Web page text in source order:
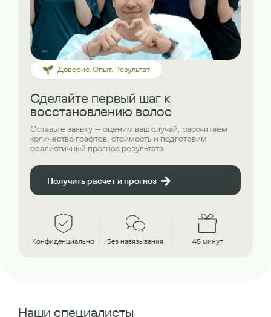
Доверие. Опыт. Результат
Сделайте первый шаг к
восстановлению волос
Оставьте заявку — оценим ваш случай, рассчитаем
количество графтов, стоимость и подготовим
реалистичный прогноз результата
Получить расчет и прогноз
Конфиденциально Без навязывания 45 минут
Наши специалисты